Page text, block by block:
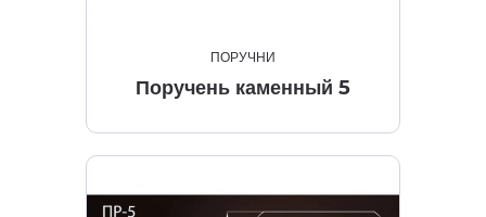
ПОРУЧНИ
Поручень каменный 5